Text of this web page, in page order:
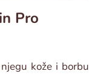
Pro
kože i borbu